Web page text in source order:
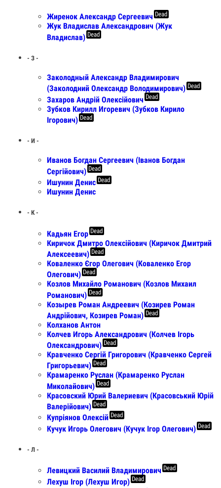
Жиренок Александр Сергеевич Dead
Жук Владислав Александрович (Жук
Владислав) Dead
- З -
Заколодный Александр Владимирович
(Заколодний Олександр Володимирович) Dead
Захаров Андрій Олексійович Dead
Зубков Кирилл Игоревич (Зубков Кирило
Ігорович) Dead
- И -
Иванов Богдан Сергеевич (Іванов Богдан
Сергійович) Dead
Ишунин Денис Dead
Ишунин Денис
- К -
Кадьян Егор Dead
Киричок Дмитро Олексійович (Киричок Дмитрий
Алексеевич) Dead
Коваленко Єгор Олегович (Коваленко Егор
Олегович) Dead
Козлов Михайло Романович (Козлов Михаил
Романович) Dead
Козырев Роман Андреевич (Козирев Роман
Андрійович, Козирев Роман) Dead
Колханов Антон
Колчев Игорь Александрович (Колчев Iгорь
Олександрович) Dead
Кравченко Сергій Григорович (Кравченко Сергей
Григорьевич) Dead
Крамаренко Руслан (Крамаренко Руслан
Миколайович) Dead
Красовский Юрий Валериевич (Красовський Юрій
Валерійович) Dead
Купріянов Олексій Dead
Кучук Игорь Олегович (Кучук Iгор Олегович) Dead
- Л -
Левицкий Василий Владимирович Dead
Лехуш Ігор (Лехуш Игор) Dead